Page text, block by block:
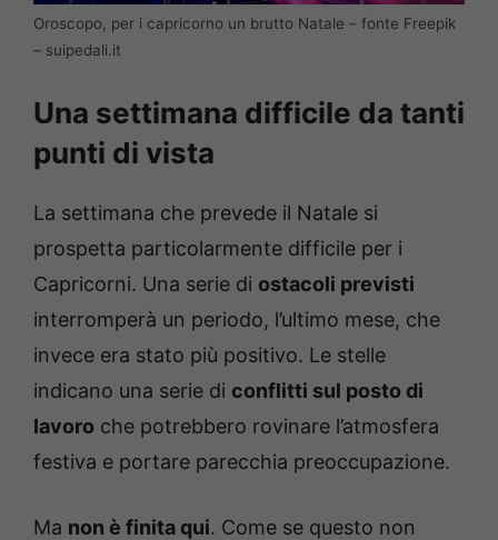
Oroscopo, per i capricorno un brutto Natale – fonte Freepik
– suipedali.it
Una settimana difficile da tanti
punti di vista
La settimana che prevede il Natale si
prospetta particolarmente difficile per i
Capricorni. Una serie di ostacoli previsti
interromperà un periodo, l’ultimo mese, che
invece era stato più positivo. Le stelle
indicano una serie di conflitti sul posto di
lavoro che potrebbero rovinare l’atmosfera
festiva e portare parecchia preoccupazione.
Ma non è finita qui. Come se questo non